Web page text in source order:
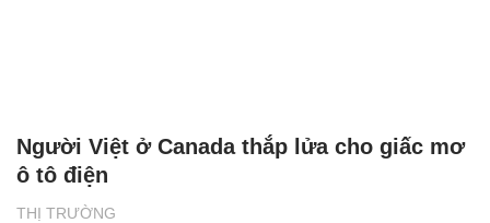
THỊ TRƯỜNG
Người Việt ở Canada thắp lửa cho giấc mơ
ô tô điện